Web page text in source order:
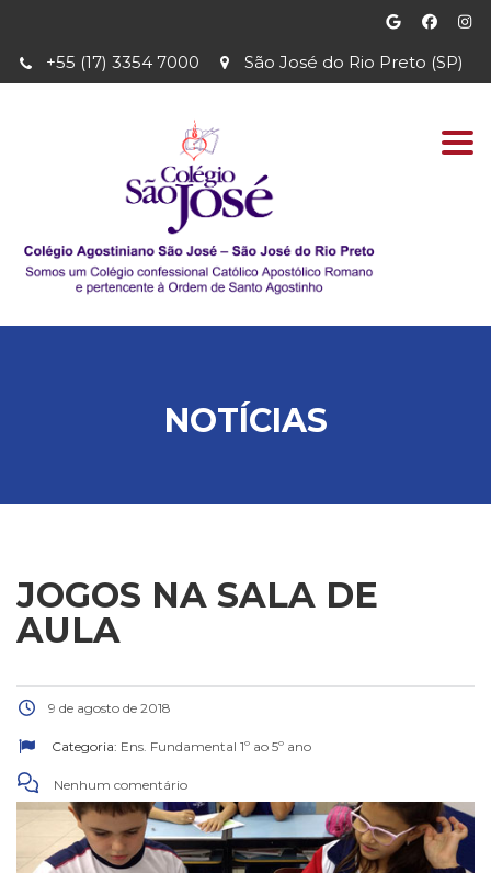
São José do Rio Preto (SP)
+55 (17) 3354 7000
NOTÍCIAS
JOGOS NA SALA DE
AULA
9 de agosto de 2018
Categoria: Ens. Fundamental 1º ao 5º ano
Nenhum comentário